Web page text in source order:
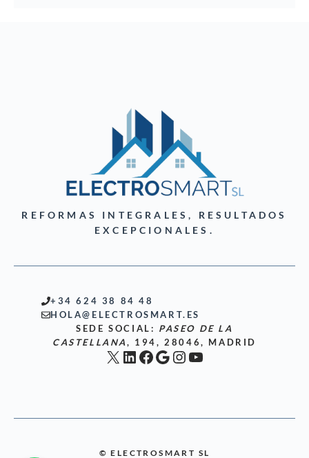
REFORMAS INTEGRALES, RESULTADOS
EXCEPCIONALES.
+34 624 38 84 48
HOLA@ELECTROSMART.ES
SEDE SOCIAL: PASEO DE LA
CASTELLANA, 194, 28046, MADRID
X LinkedIn
Facebook
Google
Instagram
YouTube
© ELECTROSMART SL